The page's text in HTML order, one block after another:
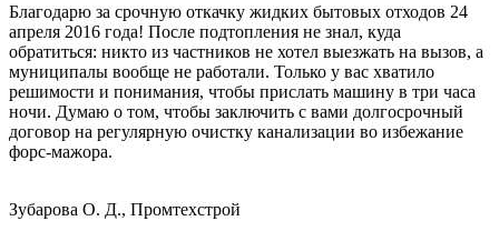
Благодарю за срочную откачку жидких бытовых отходов 24
апреля 2016 года! После подтопления не знал, куда
обратиться: никто из частников не хотел выезжать на вызов, а
муниципалы вообще не работали. Только у вас хватило
решимости и понимания, чтобы прислать машину в три часа
ночи. Думаю о том, чтобы заключить с вами долгосрочный
договор на регулярную очистку канализации во избежание
форс-мажора.
Зубарова О. Д., Промтехстрой